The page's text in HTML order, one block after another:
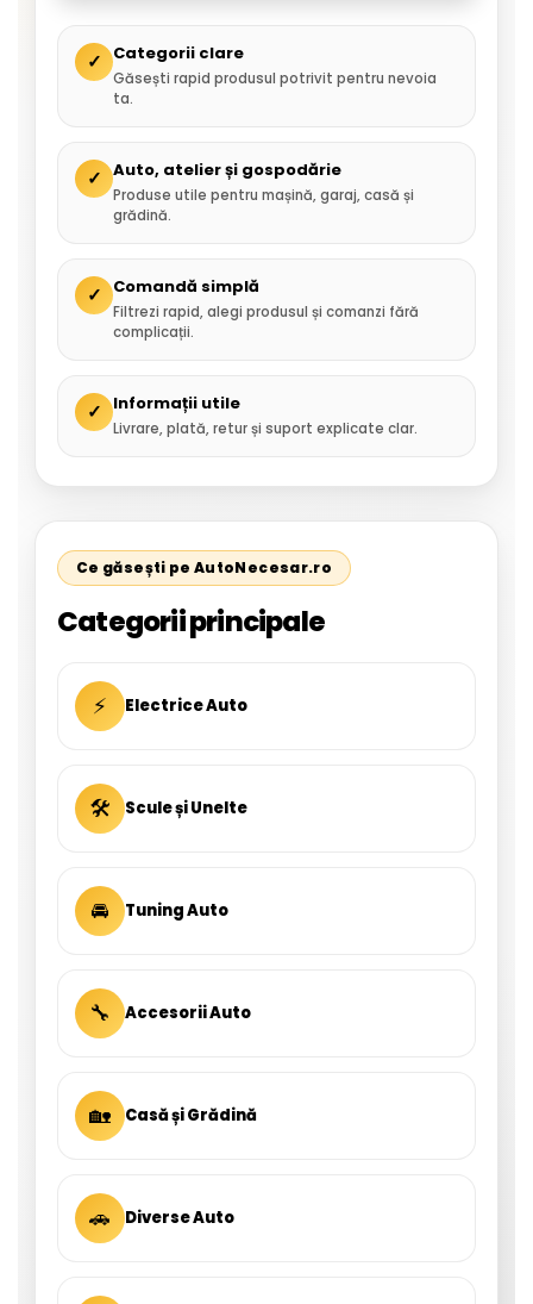
✓ Categorii clare
Găsești rapid produsul potrivit pentru nevoia
ta.
✓ Auto, atelier și gospodărie
Produse utile pentru mașină, garaj, casă și
grădină.
✓ Comandă simplă
Filtrezi rapid, alegi produsul și comanzi fără
complicații.
✓ Informații utile
Livrare, plată, retur și suport explicate clar.
Ce găsești pe AutoNecesar.ro
Categorii principale
⚡ Electrice Auto
🛠 Scule și Unelte
🚘 Tuning Auto
🔧 Accesorii Auto
🏡 Casă și Grădină
🚗 Diverse Auto